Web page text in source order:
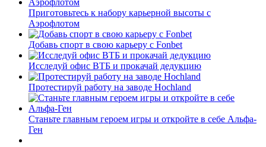
Приготовьтесь к набору карьерной высоты с
Аэрофлотом
Добавь спорт в свою карьеру с Fonbet
Исследуй офис ВТБ и прокачай дедукцию
Протестируй работу на заводе Hochland
Станьте главным героем игры и откройте в себе Альфа-
Ген